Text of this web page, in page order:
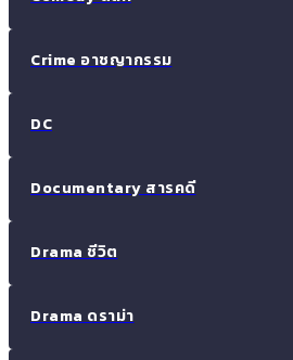
Crime อาชญากรรม
DC
Documentary สารคดี
Drama ชีวิต
Drama ดราม่า